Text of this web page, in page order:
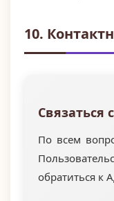
10.
Связаться
По всем
обратиться к